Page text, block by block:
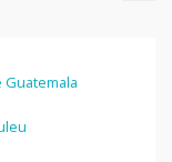
Guatemala